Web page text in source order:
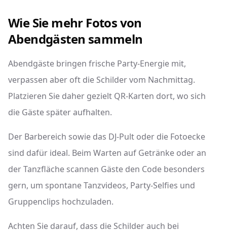
Wie Sie mehr Fotos von
Abendgästen sammeln
Abendgäste bringen frische Party-Energie mit,
verpassen aber oft die Schilder vom Nachmittag.
Platzieren Sie daher gezielt QR-Karten dort, wo sich
die Gäste später aufhalten.
Der Barbereich sowie das DJ-Pult oder die Fotoecke
sind dafür ideal. Beim Warten auf Getränke oder an
der Tanzfläche scannen Gäste den Code besonders
gern, um spontane Tanzvideos, Party-Selfies und
Gruppenclips hochzuladen.
Achten Sie darauf, dass die Schilder auch bei